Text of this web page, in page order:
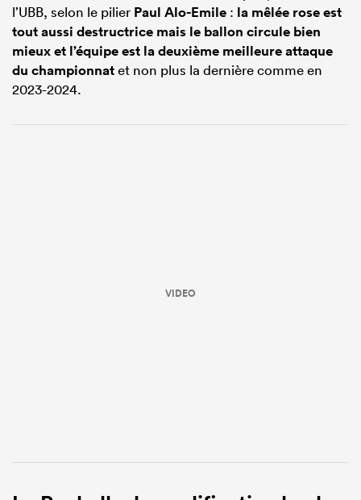
l’UBB, selon le pilier Paul Alo-Emile : la mêlée rose est
tout aussi destructrice mais le ballon circule bien
mieux et l’équipe est la deuxième meilleure attaque
du championnatet non plus la dernière comme en
2023-2024.
VIDEO